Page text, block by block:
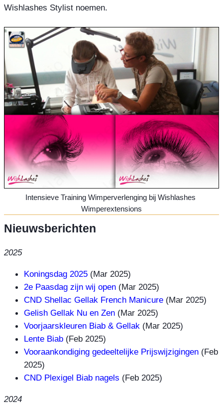
Wishlashes Stylist noemen.
Intensieve Training Wimperverlenging bij Wishlashes
Wimperextensions
Nieuwsberichten
2025
Koningsdag 2025 (Mar 2025)
2e Paasdag zijn wij open (Mar 2025)
CND Shellac Gellak French Manicure (Mar 2025)
Gelish Gellak Nu en Zen (Mar 2025)
Voorjaarskleuren Biab & Gellak (Mar 2025)
Lente Biab (Feb 2025)
Vooraankondiging gedeeltelijke Prijswijzigingen (Feb
2025)
CND Plexigel Biab nagels (Feb 2025)
2024